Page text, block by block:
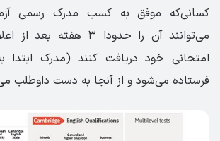
می‌توانند آن را حدودا ۳
امتحانی خود دریافت کنند (مدرک ابتدا
فرستاده می‌شود و از آنجا به دست داوطلب